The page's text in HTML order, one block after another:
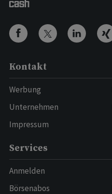
Kontakt
Werbung
Unternehmen
Impressum
Services
Anmelden
Börsenabos